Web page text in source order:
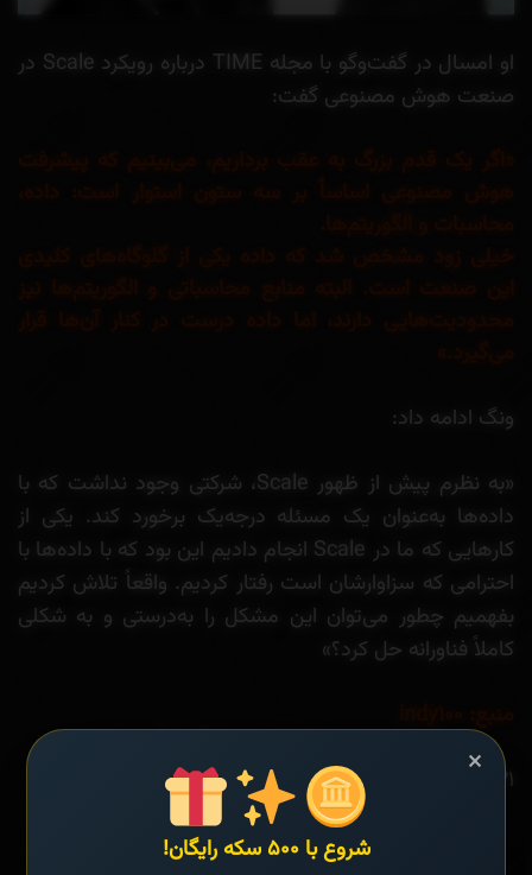
او امسال در گفت‌وگو با مجله TIME درباره رویکرد Scale در
صنعت هوش مصنوعی گفت:
ونگ ادامه داد:
«به نظرم پیش از ظهور Scale، شرکتی وجود نداشت که با
داده‌ها به‌عنوان یک مسئله درجه‌یک برخورد کند. یکی از
کارهایی که ما در Scale انجام دادیم این بود که با داده‌ها با
احترامی که سزاوارشان است رفتار کردیم. واقعاً تلاش کردیم
بفهمیم چطور می‌توان این مشکل را به‌درستی و به شکلی
کاملاً فناورانه حل کرد؟»
۵۸۳۲۱×
شروع با ۵۰۰ سکه رایگان!